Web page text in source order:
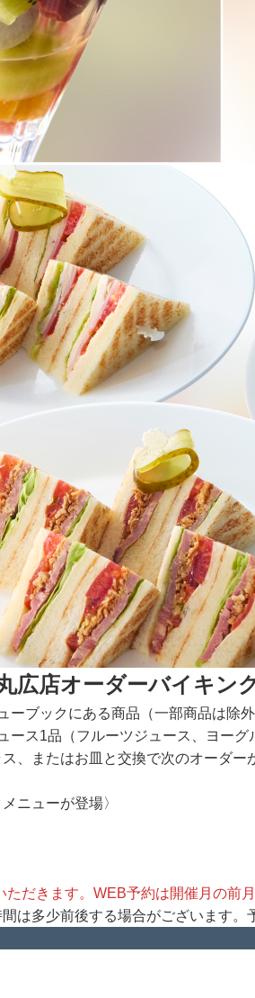
広店オーダーバイキン
ーブックにある商品（一部商品は除
ース1品（フルーツジュース、ヨー
、またはお皿と交換で次のオーダー
ニューが登場〉
だきます。WEB予約は開催月の前
は多少前後する場合がございます。